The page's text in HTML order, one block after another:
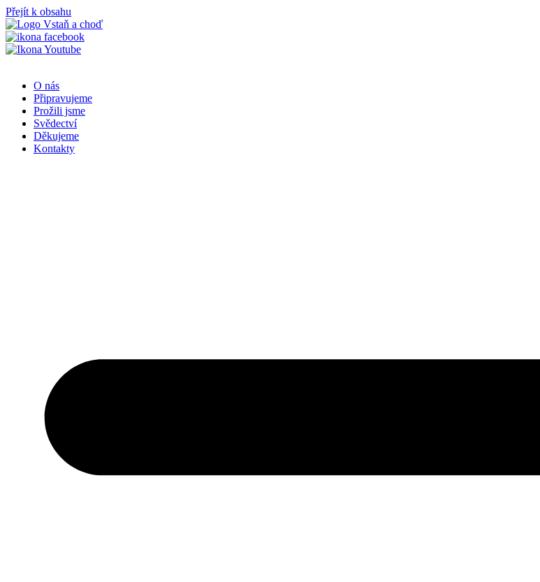
Přejít k obsahu
O nás
Připravujeme
Prožili jsme
Svědectví
Děkujeme
Kontakty